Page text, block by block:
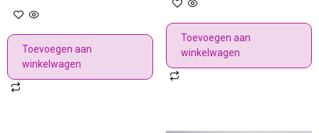
Toevoegen aan
winkelwagen
Toevoegen aan
winkelwagen